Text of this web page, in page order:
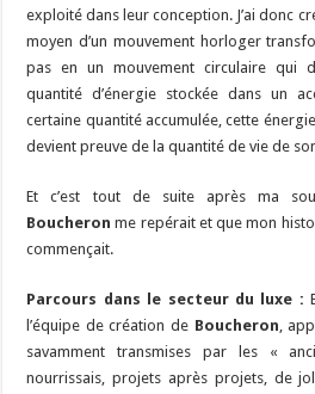
exploité dans leur conception. J’ai donc
moyen d’un mouvement horloger
pas en un mouvement circulaire qui
quantité d’énergie stockée dans un
certaine quantité accumulée, cette
devient preuve de la quantité de vie de
Et c’est tout de suite après ma
Boucheron me repérait et que mon
commençait.
Parcours dans le secteur du luxe :
l’équipe de création de Boucheron,
savamment transmises par les «
nourrissais, projets après projets, de